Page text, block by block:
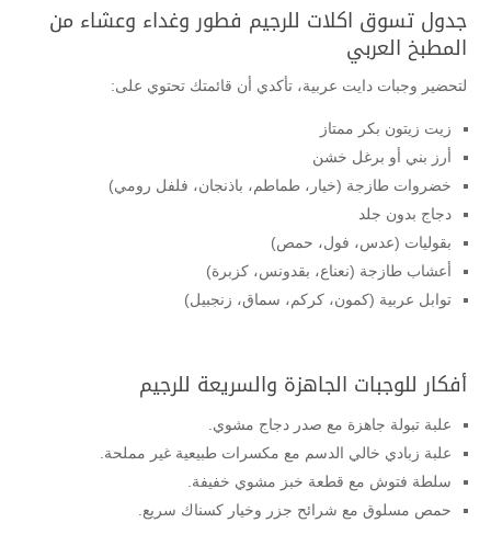
جدول تسوق اكلات للرجيم فطور وغداء وعشاء من
المطبخ العربي
لتحضير وجبات دايت عربية، تأكدي أن قائمتك تحتوي على:
زيت زيتون بكر ممتاز
أرز بني أو برغل خشن
خضروات طازجة (خيار، طماطم، باذنجان، فلفل رومي)
دجاج بدون جلد
بقوليات (عدس، فول، حمص)
أعشاب طازجة (نعناع، بقدونس، كزبرة)
توابل عربية (كمون، كركم، سماق، زنجبيل)
أفكار للوجبات الجاهزة والسريعة للرجيم
علبة تبولة جاهزة مع صدر دجاج مشوي.
علبة زبادي خالي الدسم مع مكسرات طبيعية غير مملحة.
سلطة فتوش مع قطعة خبز مشوي خفيفة.
حمص مسلوق مع شرائح جزر وخيار كسناك سريع.